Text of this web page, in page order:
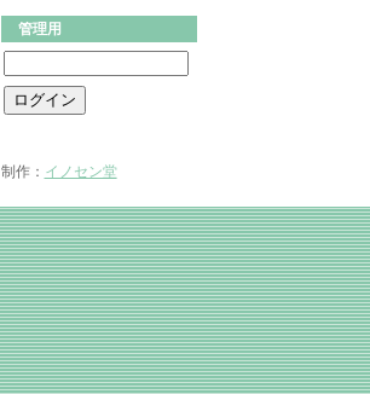
管理用
制作： イノセン堂